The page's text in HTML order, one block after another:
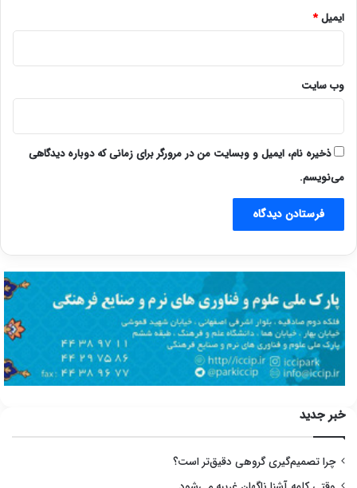
ایمیل*
وب‌ سایت
ذخیره نام، ایمیل و وبسایت من در مرورگر برای زمانی که دوباره دیدگاهی
می‌نویسم.
خبر جدید
چرا تصمیم‌گیری گروهی دقیق‌تر است؟